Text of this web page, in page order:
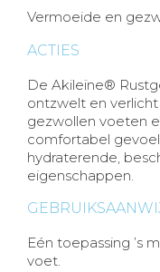
Vermoeide en
ACTIES
De Akileïne®
ontzwelt en
gezwollen voeten
comfortabel
hydraterende,
eigenschappen.
Eén toepassing ’s
voet.